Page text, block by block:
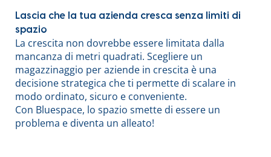
Lascia che la tua azienda cresca senza limiti di
spazio
La crescita non dovrebbe essere limitata dalla
mancanza di metri quadrati. Scegliere un
magazzinaggio per aziende in crescita è una
decisione strategica che ti permette di scalare in
modo ordinato, sicuro e conveniente.
Con Bluespace, lo spazio smette di essere un
problema e diventa un alleato!